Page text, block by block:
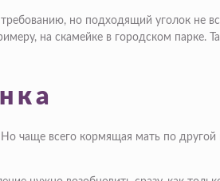
но подходящий уголок не
на скамейке в городском парке.
чаще всего кормящая мать по